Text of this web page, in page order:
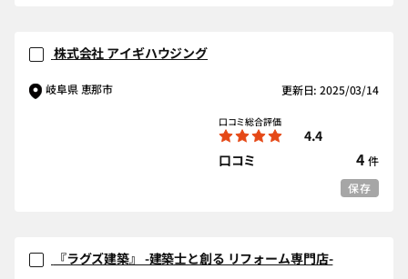
株式会社 アイギハウジング
岐阜県 恵那市 更新日: 2025/03/14
口コミ総合評価
4.4
口コミ
4 件
保存
『ラグズ建築』 -建築士と創る リフォーム専門店-